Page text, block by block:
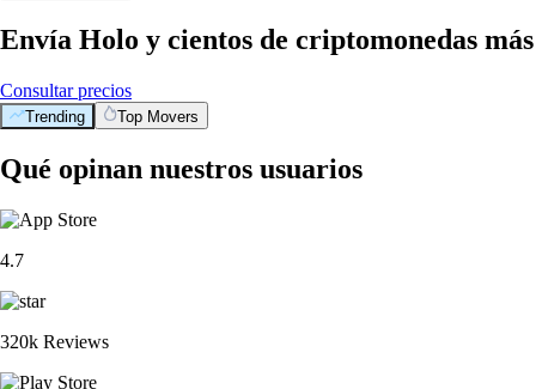
Envía Holo y cientos de criptomonedas más
Consultar precios
Trending Top Movers
Qué opinan nuestros usuarios
4.7
320k Reviews